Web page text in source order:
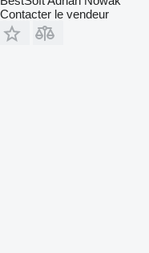
Contacter le vendeur